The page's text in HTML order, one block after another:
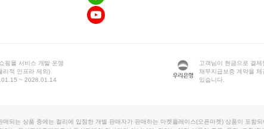
핑몰 서비스 개발·운영
리적 인프라 제외)
~ 2028.01.14
고객님이 현금으로 결
채무지급보증 계약을
있습니다.
매되는 상품 중에는 컬리에 입점한 개별 판매자가 판매하는 마켓플레이스(오픈마켓) 상품이 포함되